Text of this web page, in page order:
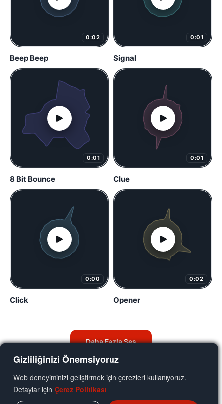
Gizliliğinizi Önemsiyoruz
Web deneyiminizi geliştirmek için çerezleri kullanıyoruz.
Detaylar için Çerez Politikası
0:02
Beep Beep
0:01
Signal
0:01
8 Bit Bounce
0:01
Clue
0:00
Click
0:02
Opener
Daha Fazla Ses